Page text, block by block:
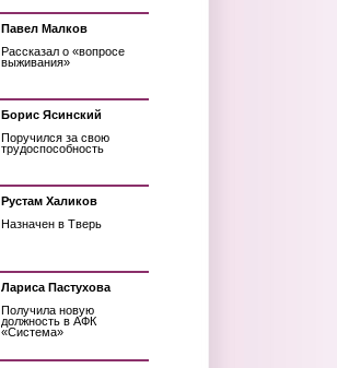
Павел Малков
Рассказал о «вопросе
выживания»
Борис Ясинский
Поручился за свою
трудоспособность
Рустам Халиков
Назначен в Тверь
Лариса Пастухова
Получила новую
должность в АФК
«Система»